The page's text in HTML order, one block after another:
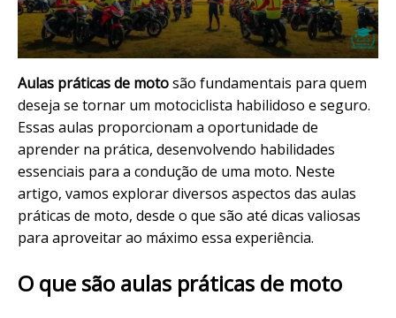
Aulas práticas de motosão fundamentais para quem
deseja se tornar um motociclista habilidoso e seguro.
Essas aulas proporcionam a oportunidade de
aprender na prática, desenvolvendo habilidades
essenciais para a condução de uma moto. Neste
artigo, vamos explorar diversos aspectos das aulas
práticas de moto, desde o que são até dicas valiosas
para aproveitar ao máximo essa experiência.
O que são aulas práticas de moto